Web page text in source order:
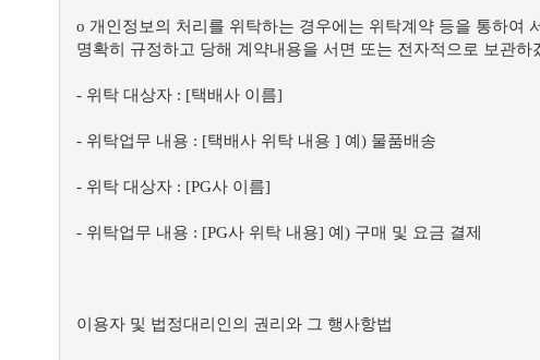
ο 개인정보의 처리를 위탁하는 경우에는 위탁계약 등을 통하여
명확히 규정하고 당해 계약내용을 서면 또는 전자적으로 보관하
- 위탁 대상자 : [택배사 이름]
- 위탁업무 내용 : [택배사 위탁 내용 ] 예) 물품배송
- 위탁 대상자 : [PG사 이름]
- 위탁업무 내용 : [PG사 위탁 내용] 예) 구매 및 요금 결제
이용자 및 법정대리인의 권리와 그 행사항법